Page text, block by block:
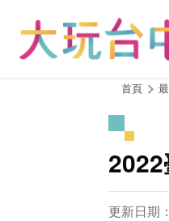
首頁
更新日期